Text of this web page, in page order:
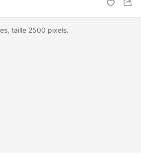
taille 2500 pixels.